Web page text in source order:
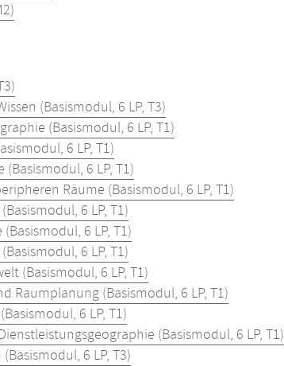
(Basismodul, 6 LP, T3)
(Basismodul, 6 LP, T1)
6 LP, T1)
6 LP, T1)
Räume (Basismodul, 6 LP, T1)
6 LP, T1)
6 LP, T1)
6 LP, T1)
(Basismodul, 6 LP, T1)
Raumplanung (Basismodul, 6 LP, T1)
6 LP, T1)
(Basismodul, 6 LP, T1)
6 LP, T3)